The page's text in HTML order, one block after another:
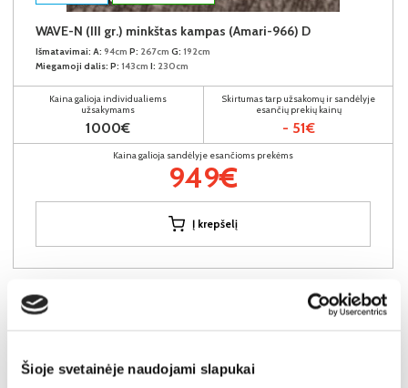
Šioje svetainėje naudojami slapukai
WAVE-N (III gr.) minkštas kampas (Amari-966) D
Išmatavimai: A: 94cm P: 267cm G: 192cm
Miegamoji dalis: P: 143cm I: 230cm
Kaina galioja individualiems
užsakymams
1000€
Skirtumas tarp užsakomų ir sandėlyje
esančių prekių kainų
- 51€
Kaina galioja sandėlyje esančioms prekėms
949€
Į krepšelį